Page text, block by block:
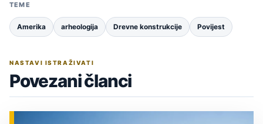
TEME
Amerika arheologija Drevne konstrukcije Povijest
NASTAVI ISTRAŽIVATI
Povezani članci